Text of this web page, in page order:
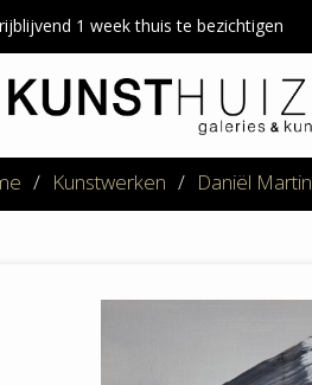
1 week thuis te bezichtigen
/ Kunstwerken / Daniël Martin